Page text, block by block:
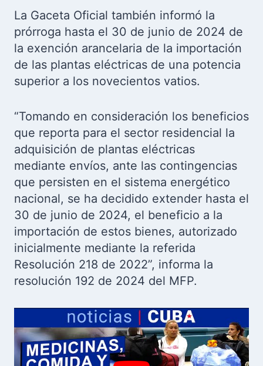
La Gaceta Oficial también informó la
prórroga hasta el 30 de junio de 2024 de
la exención arancelaria de la importación
de las plantas eléctricas de una potencia
superior a los novecientos vatios.
“Tomando en consideración los beneficios
que reporta para el sector residencial la
adquisición de plantas eléctricas
mediante envíos, ante las contingencias
que persisten en el sistema energético
nacional, se ha decidido extender hasta el
30 de junio de 2024, el beneficio a la
importación de estos bienes, autorizado
inicialmente mediante la referida
Resolución 218 de 2022”, informa la
resolución 192 de 2024 del MFP.